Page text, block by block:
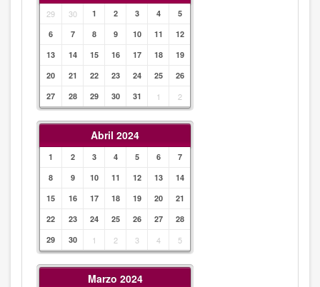
29 30 1 2 3 4
5
6
7 8 9 10 11
12
13
14 15 16 17 18
19
20
21 22 23 24 25
26
27
28 29 30 31 1 2
Abril 2024
1 2 3 4 5 6
7
8
9 10 11 12 13
14
15
16 17 18 19 20
21
22
23 24 25 26 27
28
29
30 1 2 3 4 5
Marzo 2024